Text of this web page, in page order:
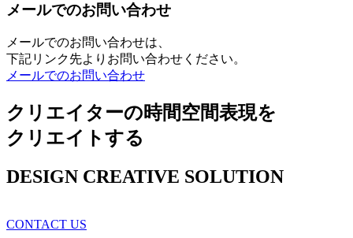
メールでのお問い合わせ
メールでのお問い合わせは、
下記リンク先よりお問い合わせください。
メールでのお問い合わせ
クリエイターの時間空間表現を
クリエイトする
DESIGN CREATIVE SOLUTION
CONTACT US